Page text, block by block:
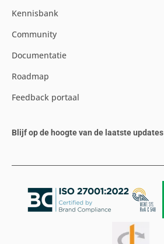
Kennisbank
Community
Documentatie
Roadmap
Feedback portaal
Blijf op de hoogte van de laatste updates